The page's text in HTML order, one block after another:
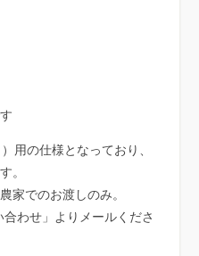
用の仕様となっており、
。
家でのお渡しのみ。
わせ」よりメールくださ